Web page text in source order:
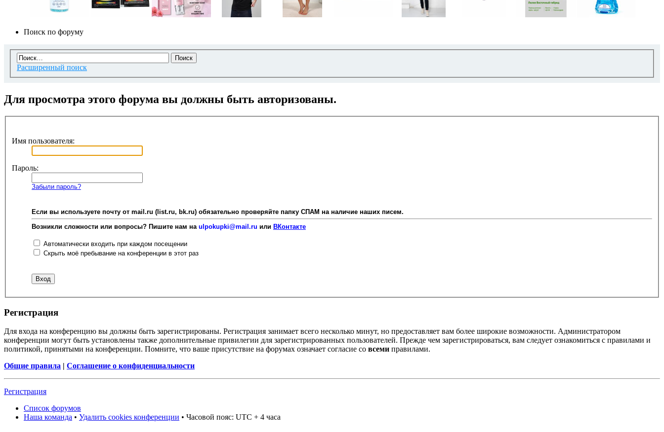
Поиск по форуму
Расширенный поиск
Для просмотра этого форума вы должны быть авторизованы.
Имя пользователя:
Пароль:
Забыли пароль?
Если вы используете почту от mail.ru (list.ru, bk.ru) обязательно проверяйте папку СПАМ на наличие наших писем.
Возникли сложности или вопросы? Пишите нам на ulpokupki@mail.ru или ВКонтакте
Автоматически входить при каждом посещении
Скрыть моё пребывание на конференции в этот раз
Регистрация
Для входа на конференцию вы должны быть зарегистрированы. Регистрация занимает всего несколько минут, но предоставляет вам более широкие возможности. Администратором
конференции могут быть установлены также дополнительные привилегии для зарегистрированных пользователей. Прежде чем зарегистрироваться, вам следует ознакомиться с правилами и
политикой, принятыми на конференции. Помните, что ваше присутствие на форумах означает согласие со всеми правилами.
Общие правила | Соглашение о конфиденциальности
Регистрация
Список форумов
Наша команда • Удалить cookies конференции • Часовой пояс: UTC + 4 часа